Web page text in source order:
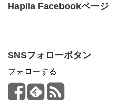
Hapila Facebookページ
SNSフォローボタン
フォローする